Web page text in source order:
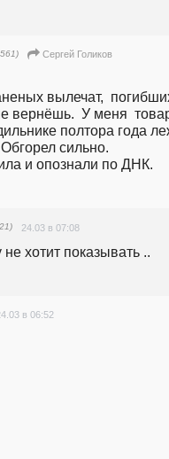
Сергей Голиков
вылечат,
вернёшь.  У меня
полтора года
сильно.
и опознали по ДНК.
24.03 в 07:08
хотит показывать ..
в 06:52